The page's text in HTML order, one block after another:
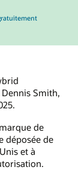
Smith,
de
déposée de
et à